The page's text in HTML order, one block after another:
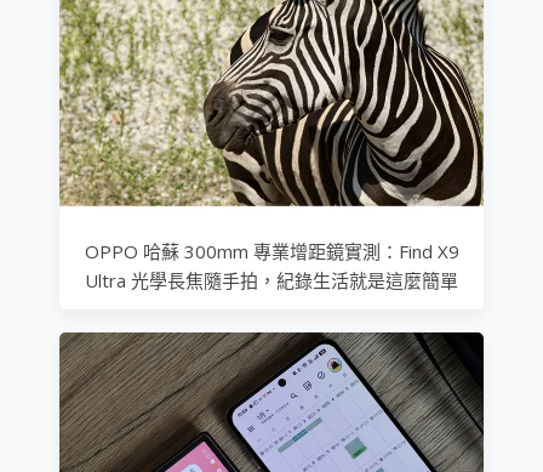
OPPO 哈蘇 300mm 專業增距鏡實測：Find X9
Ultra 光學長焦隨手拍，紀錄生活就是這麼簡單